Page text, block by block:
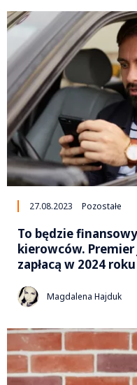
27.08.2023 Pozostałe
To będzie
kierowców. Premier
zapłacą w 2024 roku
Magdalena Hajduk